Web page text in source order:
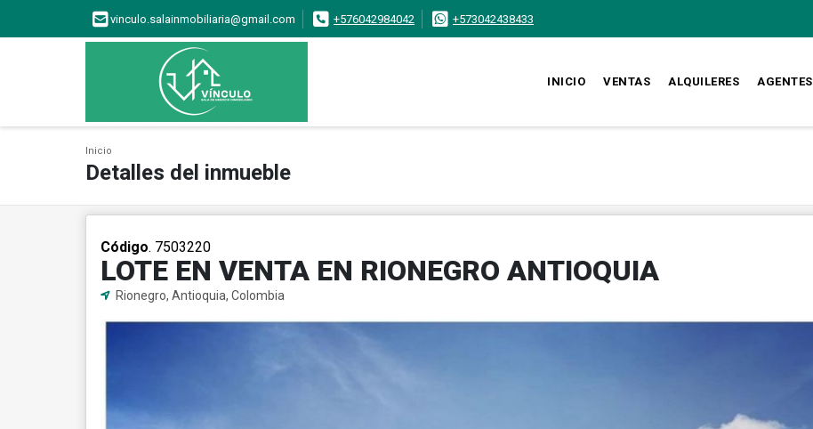
vinculo.salainmobiliaria@gmail.com +576042984042 +573042438433
INICIO VENTAS ALQUILERES AGENTES
Inicio
Detalles del inmueble
Código. 7503220
LOTE EN VENTA EN RIONEGRO ANTIOQUIA
Rionegro, Antioquia, Colombia